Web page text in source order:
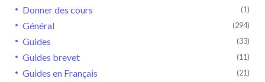
Donner des cours (1)
Général (294)
Guides (33)
Guides brevet (11)
Guides en Français (21)